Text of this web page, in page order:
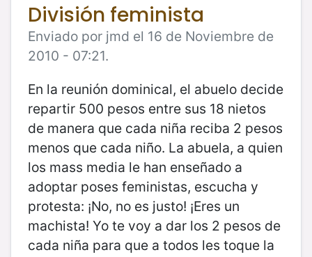
División feminista
Enviado por jmd el 16 de Noviembre de
2010 - 07:21.
En la reunión dominical, el abuelo decide
repartir 500 pesos entre sus 18 nietos
de manera que cada niña reciba 2 pesos
menos que cada niño. La abuela, a quien
los mass media le han enseñado a
adoptar poses feministas, escucha y
protesta: ¡No, no es justo! ¡Eres un
machista! Yo te voy a dar los 2 pesos de
cada niña para que a todos les toque la